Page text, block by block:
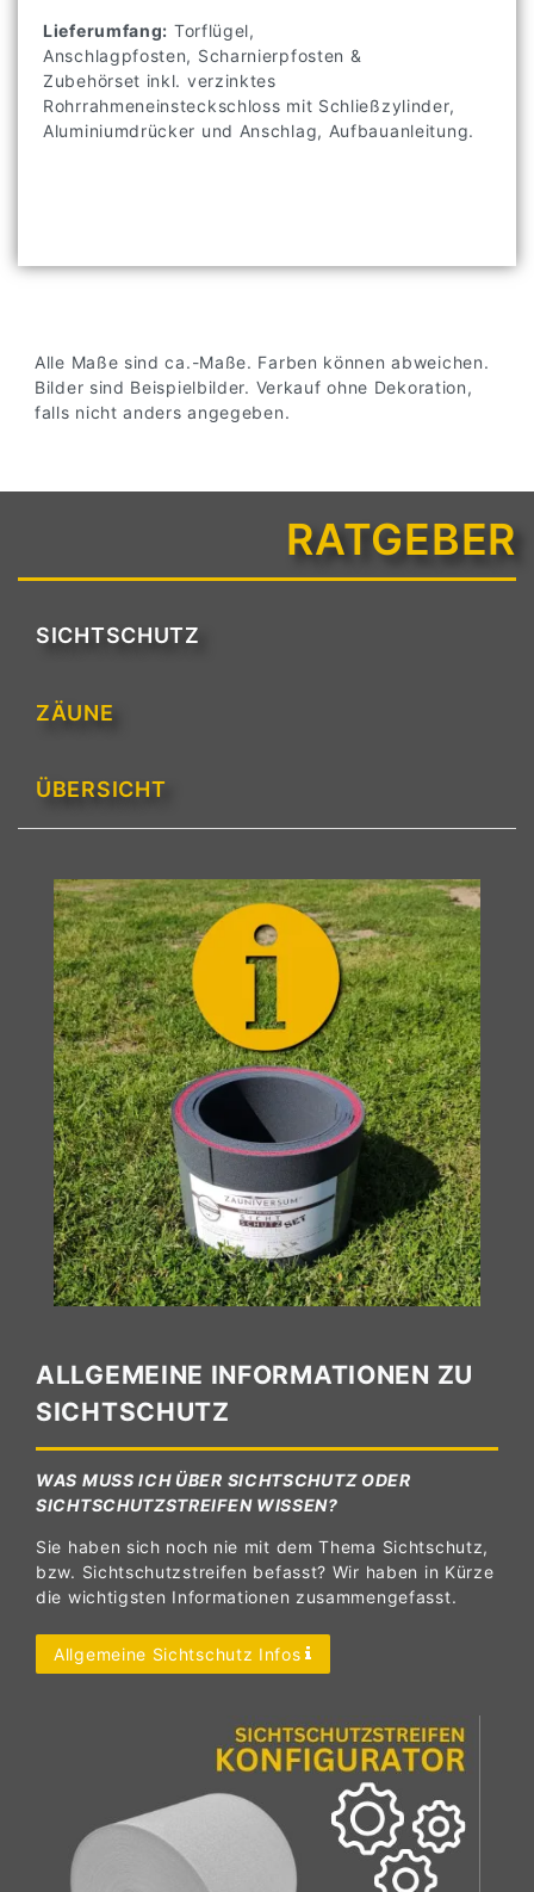
Lieferumfang: Torflügel,
Anschlagpfosten, Scharnierpfosten &
Zubehörset inkl. verzinktes
Rohrrahmeneinsteckschloss mit Schließzylinder,
Aluminiumdrücker und Anschlag, Aufbauanleitung.
Alle Maße sind ca.-Maße. Farben können abweichen.
Bilder sind Beispielbilder. Verkauf ohne Dekoration,
falls nicht anders angegeben.
RATGEBER
SICHTSCHUTZ
ZÄUNE
ÜBERSICHT
ALLGEMEINE INFORMATIONEN ZU
SICHTSCHUTZ
WAS MUSS ICH ÜBER SICHTSCHUTZ ODER
SICHTSCHUTZSTREIFEN WISSEN?
Sie haben sich noch nie mit dem Thema Sichtschutz,
bzw. Sichtschutzstreifen befasst? Wir haben in Kürze
die wichtigsten Informationen zusammengefasst.
Allgemeine Sichtschutz Infos